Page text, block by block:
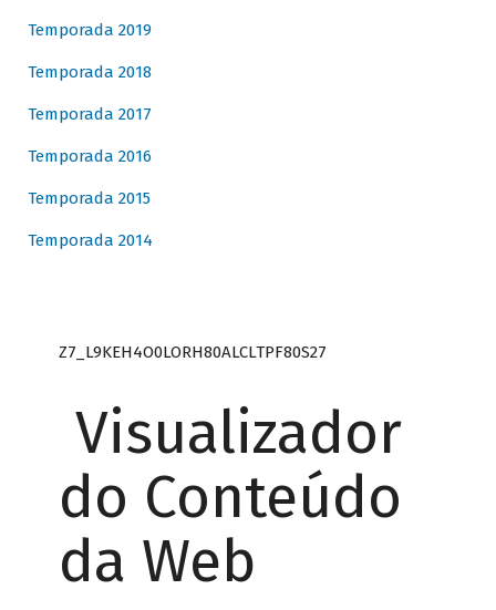
Temporada 2019
Temporada 2018
Temporada 2017
Temporada 2016
Temporada 2015
Temporada 2014
Z7_L9KEH4O0LORH80ALCLTPF80S27
Visualizador
do Conteúdo
da Web